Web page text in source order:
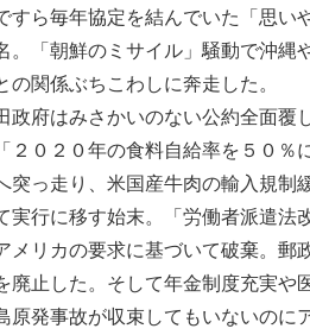
すら毎年協定を結んでいた「思い
。「朝鮮のミサイル」騒動で沖縄
の関係ぶちこわしに奔走した。
府はみさかいのない公約全面覆
２０２０年の食料自給率を５０％
突っ走り、米国産牛肉の輸入規制
実行に移す始末。「労働者派遣法
メリカの要求に基づいて破棄。郵
廃止した。そして年金制度充実や
原発事故が収束してもいないのに